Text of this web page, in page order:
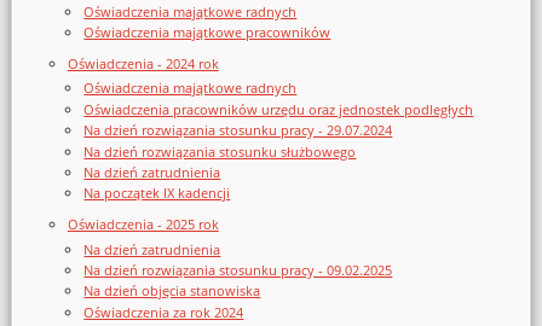
Oświadczenia majątkowe radnych
Oświadczenia majątkowe pracowników
Oświadczenia - 2024 rok
Oświadczenia majątkowe radnych
Oświadczenia pracowników urzędu oraz jednostek podległych
Na dzień rozwiązania stosunku pracy - 29.07.2024
Na dzień rozwiązania stosunku służbowego
Na dzień zatrudnienia
Na początek IX kadencji
Oświadczenia - 2025 rok
Na dzień zatrudnienia
Na dzień rozwiązania stosunku pracy - 09.02.2025
Na dzień objęcia stanowiska
Oświadczenia za rok 2024